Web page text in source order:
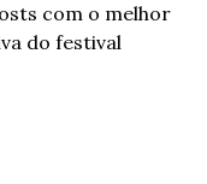
com o melhor
do festival